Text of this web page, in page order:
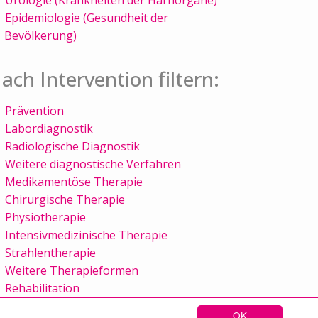
OK
Epidemiologie (Gesundheit der
Bevölkerung)
Intervention filtern:
Prävention
Labordiagnostik
Radiologische Diagnostik
Weitere diagnostische Verfahren
Medikamentöse Therapie
Chirurgische Therapie
Physiotherapie
Intensivmedizinische Therapie
Strahlentherapie
Weitere Therapieformen
Rehabilitation